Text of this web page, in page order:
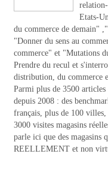
Etats-
du commerce de demain"
"Donner du sens au
commerce" et "Mutations
Prendre du recul et
distribution, du commerce
Parmi plus de 3500
depuis 2008 : des
français, plus de 100
3000 visites magasins
parle ici que des magasins
REELLEMENT et non